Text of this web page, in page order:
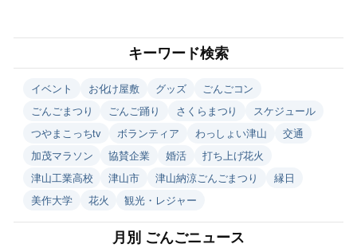
キーワード検索
イベント お化け屋敷 グッズ
ごんごコン
ごんごまつり
ごんご踊り さくらまつり
スケジュール
つやまこっちtv
ボランティア わっしょい津山
交通
加茂マラソン
協賛企業 婚活
打ち上げ花火
津山工業高校
津山市 津山納涼ごんごまつり
縁日
美作大学
花火 観光・レジャー
月別 ごんごニュース